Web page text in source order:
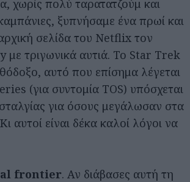
χωρίς πολύ ταρατατζούμ και
ξυπνήσαμε ένα πρωί και
σελίδα του Netflix τον
τριγωνικά αυτιά. Το Star Trek
αυτό που επίσημα λέγεται
(για συντομία TOS) υπόσχεται
για όσους μεγάλωσαν στα
αυτοί είναι δέκα καλοί λόγοι να
frontier. Αν διάβασες αυτή τη